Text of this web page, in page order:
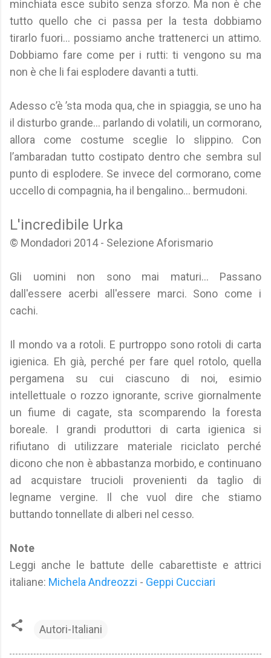
minchiata esce subito senza sforzo. Ma non è che
tutto quello che ci passa per la testa dobbiamo
tirarlo fuori... possiamo anche trattenerci un attimo.
Dobbiamo fare come per i rutti: ti vengono su ma
non è che li fai esplodere davanti a tutti.
Adesso c’è ’sta moda qua, che in spiaggia, se uno ha
il disturbo grande... parlando di volatili, un cormorano,
allora come costume sceglie lo slippino. Con
l’ambaradan tutto costipato dentro che sembra sul
punto di esplodere. Se invece del cormorano, come
uccello di compagnia, ha il bengalino... bermudoni.
L'incredibile Urka
© Mondadori 2014 - Selezione Aforismario
Gli uomini non sono mai maturi... Passano
dall'essere acerbi all'essere marci. Sono come i
cachi.
Il mondo va a rotoli. E purtroppo sono rotoli di carta
igienica. Eh già, perché per fare quel rotolo, quella
pergamena su cui ciascuno di noi, esimio
intellettuale o rozzo ignorante, scrive giornalmente
un fiume di cagate, sta scomparendo la foresta
boreale. I grandi produttori di carta igienica si
rifiutano di utilizzare materiale riciclato perché
dicono che non è abbastanza morbido, e continuano
ad acquistare trucioli provenienti da taglio di
legname vergine. Il che vuol dire che stiamo
buttando tonnellate di alberi nel cesso.
Note
Leggi anche le battute delle cabarettiste e attrici
italiane: Michela Andreozzi - Geppi Cucciari
Autori-Italiani